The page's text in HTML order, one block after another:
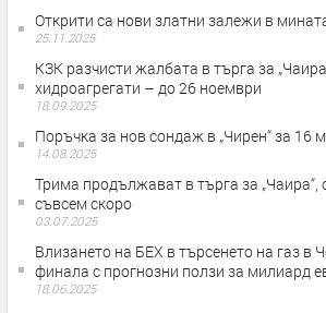
Открити са нови златни залежи в
25.11.2025
КЗК разчисти жалбата в търга за
хидроагрегати – до 26 ноември
18.09.2025
Поръчка за нов сондаж в „Чирен“ за 16
14.08.2025
Трима продължават в търга за „Чаира“,
съвсем скоро
03.07.2025
Влизането на БЕХ в търсенето на газ в
финала с прогнозни ползи за милиард
18.06.2025